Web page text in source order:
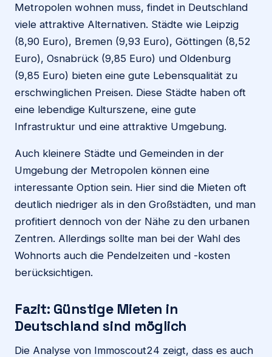
Metropolen wohnen muss, findet in Deutschland
viele attraktive Alternativen. Städte wie Leipzig
(8,90 Euro), Bremen (9,93 Euro), Göttingen (8,52
Euro), Osnabrück (9,85 Euro) und Oldenburg
(9,85 Euro) bieten eine gute Lebensqualität zu
erschwinglichen Preisen. Diese Städte haben oft
eine lebendige Kulturszene, eine gute
Infrastruktur und eine attraktive Umgebung.
Auch kleinere Städte und Gemeinden in der
Umgebung der Metropolen können eine
interessante Option sein. Hier sind die Mieten oft
deutlich niedriger als in den Großstädten, und man
profitiert dennoch von der Nähe zu den urbanen
Zentren. Allerdings sollte man bei der Wahl des
Wohnorts auch die Pendelzeiten und -kosten
berücksichtigen.
Fazit: Günstige Mieten in
Deutschland sind möglich
Die Analyse von Immoscout24 zeigt, dass es auch